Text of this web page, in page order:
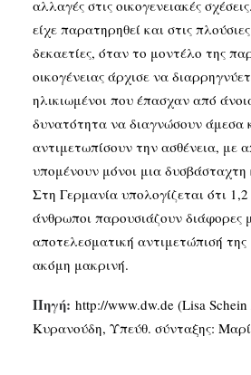
αλλαγές στις οικογενειακές
είχε παρατηρηθεί και στις
δεκαετίες, όταν το μοντέλο της
οικογένειας άρχισε να
ηλικιωμένοι που έπασχαν από
δυνατότητα να διαγνώσουν άμεσα
αντιμετωπίσουν την ασθένεια, με
υπομένουν μόνοι μια δυσβάσταχτη
Στη Γερμανία υπολογίζεται ότι
άνθρωποι παρουσιάζουν διάφορες
αποτελεσματική αντιμετώπισή
ακόμη μακρινή.
Πηγή: http://www.dw.de (Lisa
Κυρανούδη, Υπεύθ. σύνταξης: